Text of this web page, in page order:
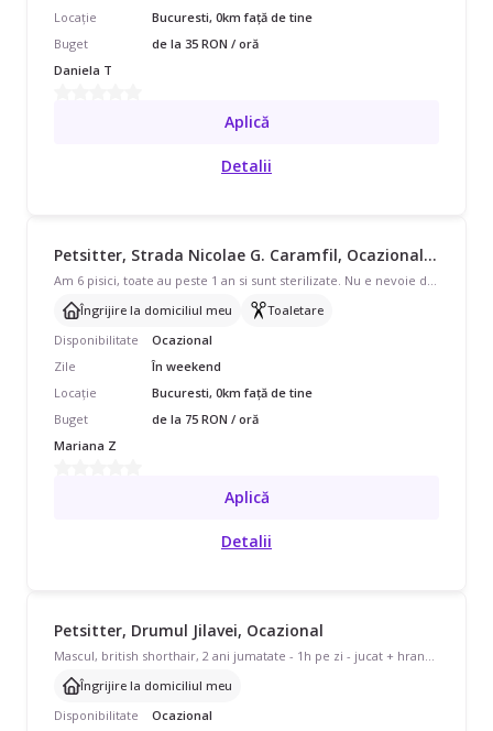
Locație
Bucuresti, 0km față de tine
Buget
de la 35 RON / oră
Daniela T
Aplică
Detalii
Petsitter, Strada Nicolae G. Caramfil, Ocazional, începând cu 75 lei/oră
Îngrijire la domiciliul meu
Toaletare
Disponibilitate
Ocazional
Zile
În weekend
Locație
Bucuresti, 0km față de tine
Buget
de la 75 RON / oră
Mariana Z
Aplică
Detalii
Petsitter, Drumul Jilavei, Ocazional
Îngrijire la domiciliul meu
Disponibilitate
Ocazional